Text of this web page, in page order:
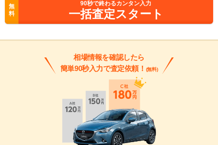
無
料
90秒で終わるカンタン入力
一括査定スタート
相場情報を確認したら
簡単90秒入力で査定依頼！ (無料)